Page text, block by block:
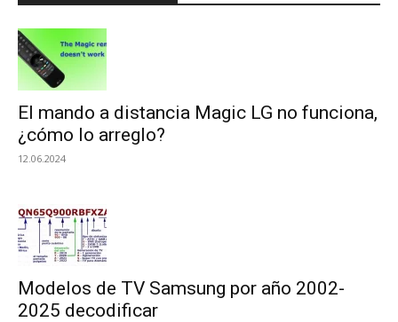
El mando a distancia Magic LG no funciona,
¿cómo lo arreglo?
12.06.2024
Modelos de TV Samsung por año 2002-
2025 decodificar